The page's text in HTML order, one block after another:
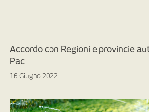
Accordo con Regioni e provincie
Pac
16 Giugno 2022